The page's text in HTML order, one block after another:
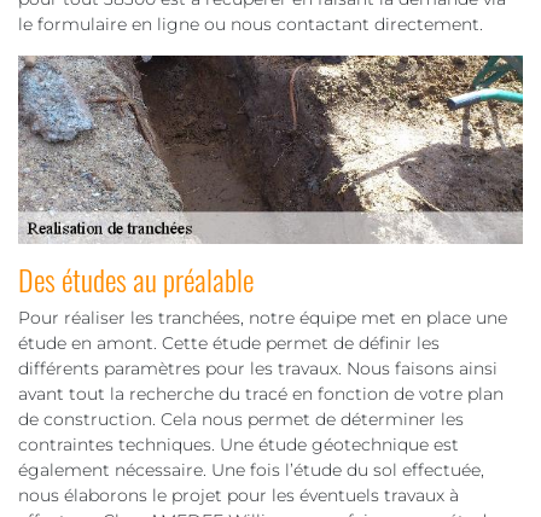
le formulaire en ligne ou nous contactant directement.
Des études au préalable
Pour réaliser les tranchées, notre équipe met en place une
étude en amont. Cette étude permet de définir les
différents paramètres pour les travaux. Nous faisons ainsi
avant tout la recherche du tracé en fonction de votre plan
de construction. Cela nous permet de déterminer les
contraintes techniques. Une étude géotechnique est
également nécessaire. Une fois l’étude du sol effectuée,
nous élaborons le projet pour les éventuels travaux à